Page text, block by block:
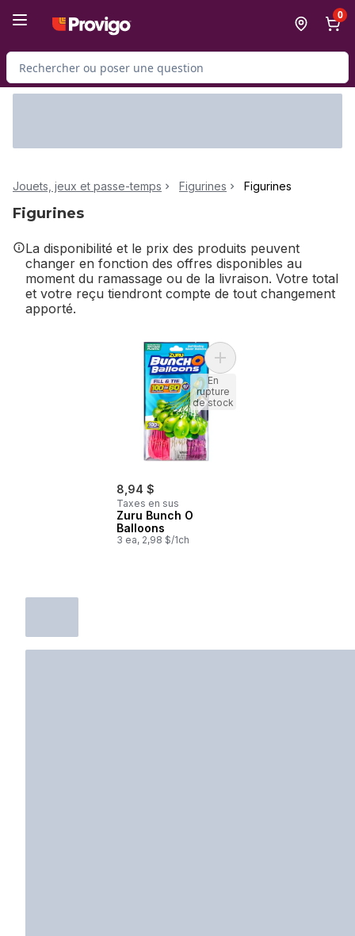
0
Rechercher des produits
Jouets, jeux et passe-temps Figurines Figurines
Figurines
La disponibilité et le prix des produits peuvent
changer en fonction des offres disponibles au
moment du ramassage ou de la livraison. Votre total
et votre reçu tiendront compte de tout changement
apporté.
8,94 $
Taxes en sus
Zuru Bunch O
Balloons
3 ea, 2,98 $/1ch
Ajouter Zuru Bunch O
En
rupture
de stock